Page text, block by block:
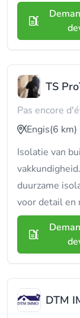
TS
Pas encore
Engis(6 km)
Isolatie van
duurzame
voor detail en
DTM